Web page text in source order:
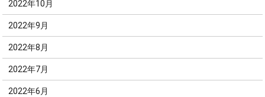
2022年10月
2022年9月
2022年8月
2022年7月
2022年6月